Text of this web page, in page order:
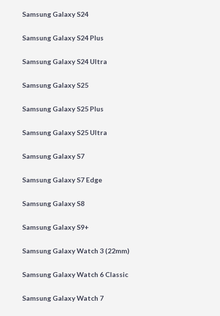
Samsung Galaxy S24
Samsung Galaxy S24 Plus
Samsung Galaxy S24 Ultra
Samsung Galaxy S25
Samsung Galaxy S25 Plus
Samsung Galaxy S25 Ultra
Samsung Galaxy S7
Samsung Galaxy S7 Edge
Samsung Galaxy S8
Samsung Galaxy S9+
Samsung Galaxy Watch 3 (22mm)
Samsung Galaxy Watch 6 Classic
Samsung Galaxy Watch 7